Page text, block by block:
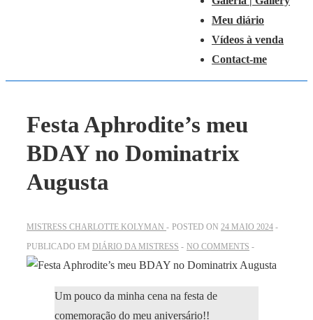
Meu diário
Vídeos à venda
Contact-me
Festa Aphrodite’s meu
BDAY no Dominatrix
Augusta
MISTRESS CHARLOTTE KOLYMAN POSTED ON 24 MAIO 2024
PUBLICADO EM DIÁRIO DA MISTRESS NO COMMENTS
Um pouco da minha cena na festa de
comemoração do meu aniversário!!